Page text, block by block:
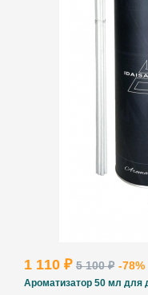
1 110 ₽ 5 100 ₽ -78%
Ароматизатор 50 мл для